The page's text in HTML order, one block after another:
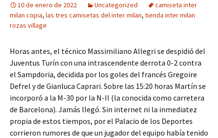
10 de enero de 2022 Uncategorized
camiseta inter
milan copia, las tres camisetas del inter milan, tienda inter milan
rozas village
Horas antes, el técnico Massimiliano Allegri se despidió del
Juventus Turín con una intrascendente derrota 0-2 contra
el Sampdoria, decidida por los goles del francés Gregoire
Defrel y de Gianluca Caprari. Sobre las 15:20 horas Martín se
incorporó a la M-30 por la N-II (la conocida como carretera
de Barcelona). Jamás llegó. Sin internet ni la inmediatez
propia de estos tiempos, por el Palacio de los Deportes
corrieron rumores de que un jugador del equipo había tenido